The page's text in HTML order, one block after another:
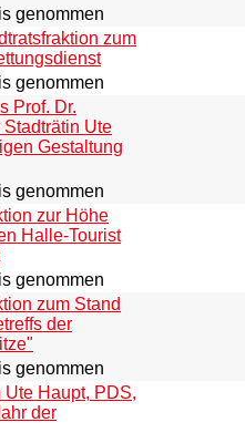
genommen
zum
genommen
Prof. Dr.
Ute
Gestaltung
genommen
zur Höhe
Halle-Tourist
genommen
zum Stand
der
genommen
Haupt, PDS,
der